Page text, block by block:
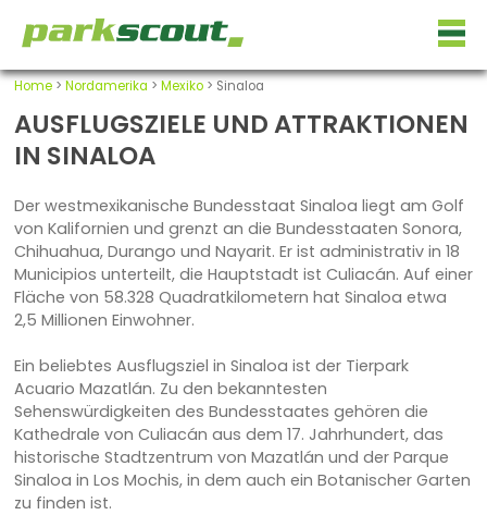
Home> Nordamerika > Mexiko> Sinaloa
AUSFLUGSZIELE UND ATTRAKTIONEN
IN SINALOA
Der westmexikanische Bundesstaat Sinaloa liegt am Golf
von Kalifornien und grenzt an die Bundesstaaten Sonora,
Chihuahua, Durango und Nayarit. Er ist administrativ in 18
Municipios unterteilt, die Hauptstadt ist Culiacán. Auf einer
Fläche von 58.328 Quadratkilometern hat Sinaloa etwa
2,5 Millionen Einwohner.
Ein beliebtes Ausflugsziel in Sinaloa ist der Tierpark
Acuario Mazatlán. Zu den bekanntesten
Sehenswürdigkeiten des Bundesstaates gehören die
Kathedrale von Culiacán aus dem 17. Jahrhundert, das
historische Stadtzentrum von Mazatlán und der Parque
Sinaloa in Los Mochis, in dem auch ein Botanischer Garten
zu finden ist.